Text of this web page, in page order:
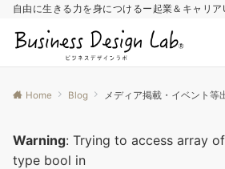
自由に生きる力を身につけるー起業＆キャリア
Home Blog メディア掲載・イベント等
Warning: Trying to access array
type bool in